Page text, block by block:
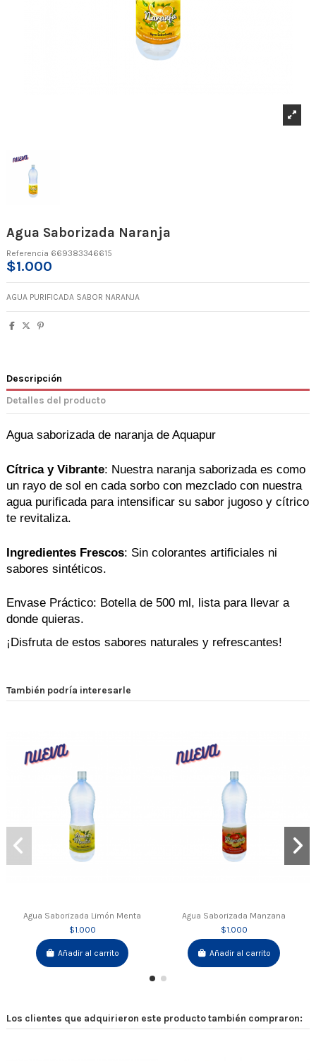
Agua Saborizada Naranja
Referencia 669383346615
$1.000
AGUA PURIFICADA SABOR NARANJA
Descripción
Detalles del producto
Agua saborizada de naranja de Aquapur
Cítrica y Vibrante: Nuestra naranja saborizada es como
un rayo de sol en cada sorbo con mezclado con nuestra
agua purificada para intensificar su sabor jugoso y cítrico
te revitaliza.
Ingredientes Frescos: Sin colorantes artificiales ni
sabores sintéticos.
Envase Práctico: Botella de 500 ml, lista para llevar a
donde quieras.
¡Disfruta de estos sabores naturales y refrescantes!
También podría interesarle
Agua Saborizada Limón Menta
$1.000
Añadir al carrito
Agua Saborizada Manzana
$1.000
Añadir al carrito
Los clientes que adquirieron este producto también compraron: